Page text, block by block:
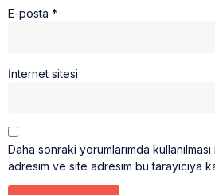
E-posta *
İnternet sitesi
Daha sonraki yorumlarımda
adresim ve site adresim bu tarayıcıya